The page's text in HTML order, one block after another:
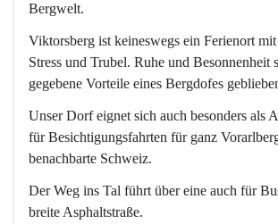
Bergwelt.
Viktorsberg ist keineswegs ein Ferienort
Stress und Trubel. Ruhe und Besonnenheit
gegebene Vorteile eines Bergdofes
Unser Dorf eignet sich auch besonders als
für Besichtigungsfahrten für ganz
benachbarte Schweiz.
Der Weg ins Tal führt über eine auch für
breite Asphaltstraße.